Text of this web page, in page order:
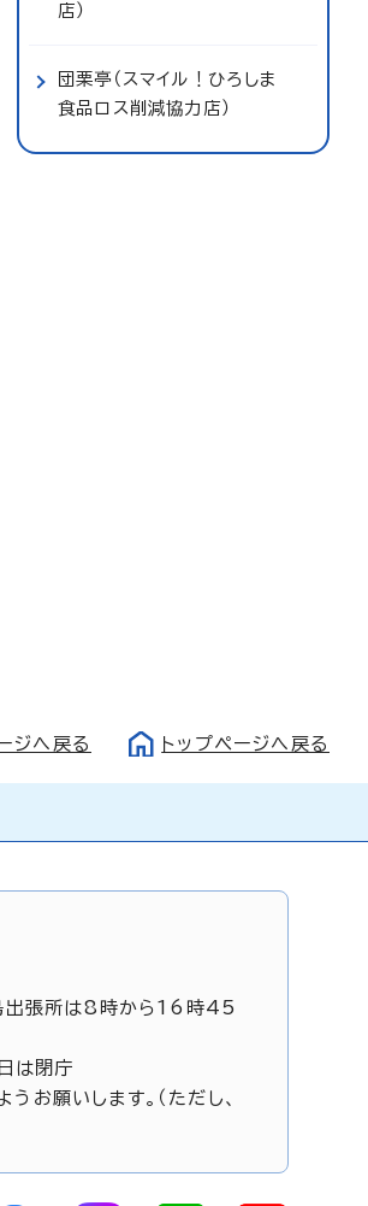
店）
団栗亭（スマイル！ひろしま
食品ロス削減協力店）
ジへ戻る トップページへ戻る
出張所は8時から16時45
は閉庁
お願いします。（ただし、